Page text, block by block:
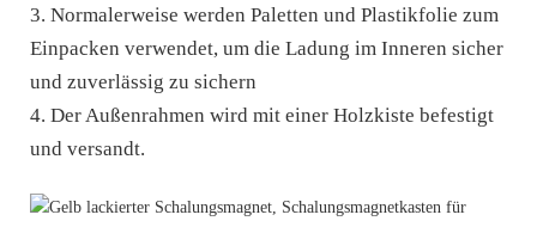
3. Normalerweise werden Paletten und Plastikfolie zum
Einpacken verwendet, um die Ladung im Inneren sicher
und zuverlässig zu sichern
4. Der Außenrahmen wird mit einer Holzkiste befestigt
und versandt.